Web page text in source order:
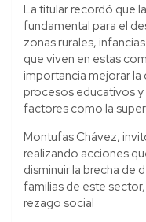
La titular recordó que
fundamental para el
zonas rurales,
que viven en estas
importancia mejorar la
procesos educativos
factores como la
Montufas Chávez,
realizando acciones
disminuir la brecha de
familias de este
rezago social